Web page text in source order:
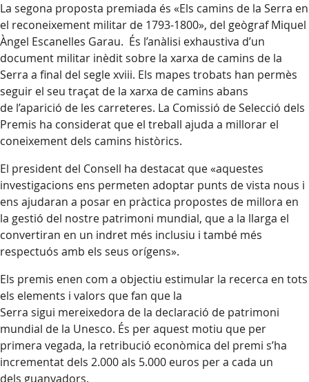
La segona proposta premiada és «Els camins de la Serra en
el reconeixement militar de 1793-1800», del geògraf Miquel
Àngel Escanelles Garau. És l’anàlisi exhaustiva d’un
document militar inèdit sobre la xarxa de camins de la
Serra a final del segle xviii. Els mapes trobats han permès
seguir el seu traçat de la xarxa de camins abans
de l’aparició de les carreteres. La Comissió de Selecció dels
Premis ha considerat que el treball ajuda a millorar el
coneixement dels camins històrics.
El president del Consell ha destacat que «aquestes
investigacions ens permeten adoptar punts de vista nous i
ens ajudaran a posar en pràctica propostes de millora en
la gestió del nostre patrimoni mundial, que a la llarga el
convertiran en un indret més inclusiu i també més
respectuós amb els seus orígens».
Els premis enen com a objectiu estimular la recerca en tots
els elements i valors que fan que la
Serra sigui mereixedora de la declaració de patrimoni
mundial de la Unesco. És per aquest motiu que per
primera vegada, la retribució econòmica del premi s’ha
incrementat dels 2.000 als 5.000 euros per a cada un
dels guanyadors.